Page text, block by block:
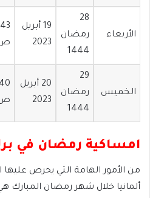
الأربعاء
28
رمضان
1444
19 أبريل
2023
الخميس
29
رمضان
1444
20 أبريل
2023
امساكية رمضان في
من الأمور الهامة التي يحرص
ألمانيا خلال شهر رمضان